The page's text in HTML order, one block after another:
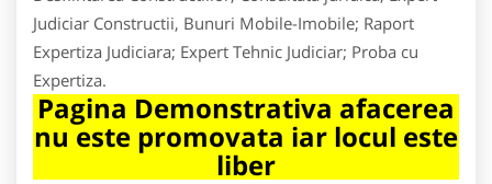
Judiciar Constructii, Bunuri Mobile-Imobile; Raport
Expertiza Judiciara; Expert Tehnic Judiciar; Proba cu
Expertiza.
Pagina Demonstrativa afacerea
nu este promovata iar locul este
liber